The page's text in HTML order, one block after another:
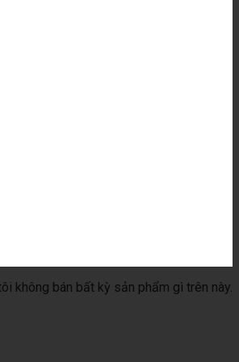
không bán bất kỳ sản phẩm gì trên này.